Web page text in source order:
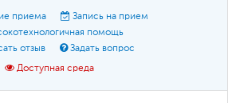
приема
Запись на прием
помощь
отзыв
Задать вопрос
Доступная среда